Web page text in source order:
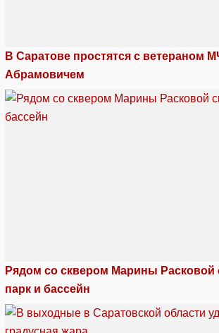
В Саратове простятся с ветераном
Абрамовичем
Рядом со сквером Марины Расковой
парк и бассейн